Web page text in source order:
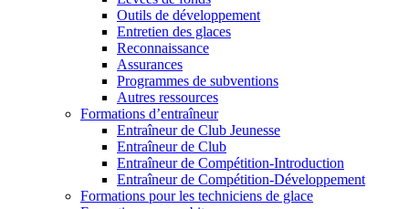
Outils de développement
Entretien des glaces
Reconnaissance
Assurances
Programmes de subventions
Autres ressources
Formations d’entraîneur
Entraîneur de Club Jeunesse
Entraîneur de Club
Entraîneur de Compétition-Introduction
Entraîneur de Compétition-Développement
Formations pour les techniciens de glace